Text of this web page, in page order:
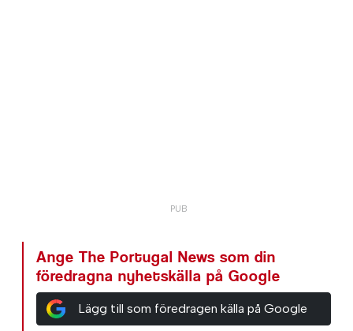
Ange The Portugal News som din
föredragna nyhetskälla på Google
Lägg till som föredragen källa på Google